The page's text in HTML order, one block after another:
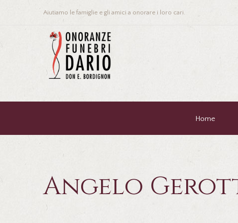
Aiutiamo le famiglie e gli amici a onorare i loro cari.
Home
Angelo